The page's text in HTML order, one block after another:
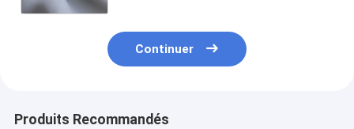
sacs à main
Continuer
Produits Recommandés